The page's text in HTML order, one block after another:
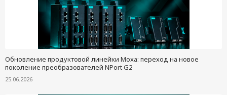
Обновление продуктовой линейки Moxa: переход на новое
поколение преобразователей NPort G2
25.06.2026